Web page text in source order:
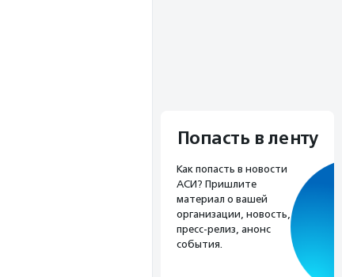
Попасть в ленту
Как попасть в новости
АСИ? Пришлите
материал о вашей
организации, новость,
пресс-релиз, анонс
события.